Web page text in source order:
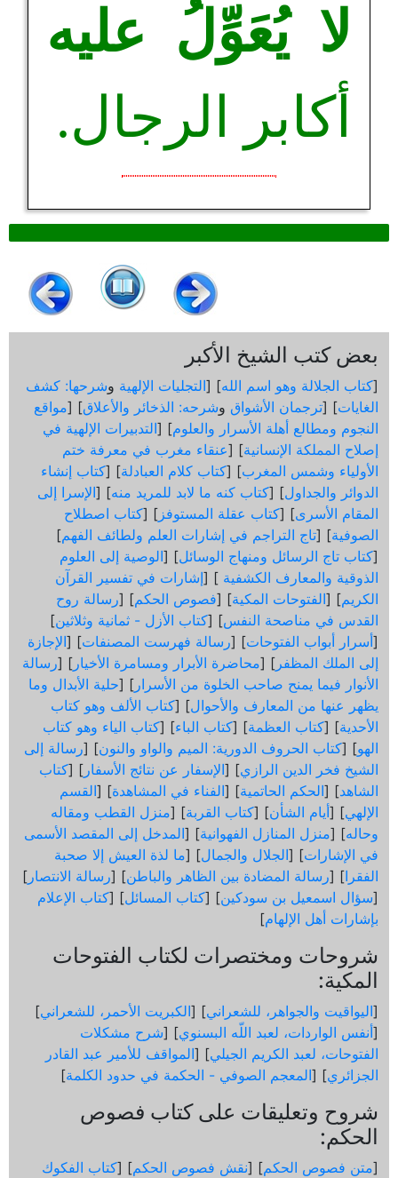
لا يُعَوِّلُ عليه
أكابر الرجال.
بعض كتب الشيخ الأكبر
[كتاب الجلالة وهو اسم الله] [التجليات الإلهية وشرحها: كشف
الغايات] [ترجمان الأشواق وشرحه: الذخائر والأعلاق] [مواقع
النجوم ومطالع أهلة الأسرار والعلوم] [التدبيرات الإلهية في
إصلاح المملكة الإنسانية] [عنقاء مغرب في معرفة ختم
الأولياء وشمس المغرب] [كتاب كلام العبادلة] [كتاب إنشاء
الدوائر والجداول] [كتاب كنه ما لابد للمريد منه] [الإسرا إلى
المقام الأسرى] [كتاب عقلة المستوفز ] [كتاب اصطلاح
الصوفية] [تاج التراجم في إشارات العلم ولطائف الفهم]
[كتاب تاج الرسائل ومنهاج الوسائل] [الوصية إلى العلوم
الذوقية والمعارف الكشفية ] [إشارات في تفسير القرآن
الكريم] [الفتوحات المكية] [فصوص الحكم] [رسالة روح
القدس في مناصحة النفس] [كتاب الأزل - ثمانية وثلاثين]
[أسرار أبواب الفتوحات] [رسالة فهرست المصنفات] [الإجازة
إلى الملك المظفر ] [محاضرة الأبرار ومسامرة الأخيار ] [رسالة
الأنوار فيما يمنح صاحب الخلوة من الأسرار ] [حلية الأبدال وما
يظهر عنها من المعارف والأحوال] [كتاب الألف وهو كتاب
الأحدية] [كتاب العظمة] [كتاب الباء] [كتاب الياء وهو كتاب
الهو] [كتاب الحروف الدورية: الميم والواو والنون] [رسالة إلى
الشيخ فخر الدين الرازي] [الإسفار عن نتائج الأسفار ] [كتاب
الشاهد] [الحكم الحاتمية] [الفناء في المشاهدة] [القسم
الإلهي] [أيام الشأن] [كتاب القربة] [منزل القطب ومقاله
وحاله] [منزل المنازل الفهوانية] [المدخل إلى المقصد الأسمى
في الإشارات] [الجلال والجمال] [ما لذة العيش إلا صحبة
الفقرا] [رسالة المضادة بين الظاهر والباطن] [رسالة الانتصار ]
[سؤال اسمعيل بن سودكين] [كتاب المسائل] [كتاب الإعلام
بإشارات أهل الإلهام]
شروحات ومختصرات لكتاب الفتوحات
المكية:
[اليواقيت والجواهر، للشعراني] [الكبريت الأحمر، للشعراني]
[أنفس الواردات، لعبد اللّه البسنوي] [شرح مشكلات
الفتوحات، لعبد الكريم الجيلي] [المواقف للأمير عبد القادر
الجزائري] [المعجم الصوفي - الحكمة في حدود الكلمة]
شروح وتعليقات على كتاب فصوص
الحكم:
[متن فصوص الحكم] [نقش فصوص الحكم] [كتاب الفكوك